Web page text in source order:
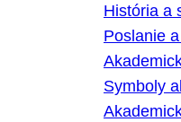
História a
Poslanie
Symboly